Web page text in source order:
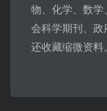
物、化学、数
会科学期刊、政
还收藏缩微资料。